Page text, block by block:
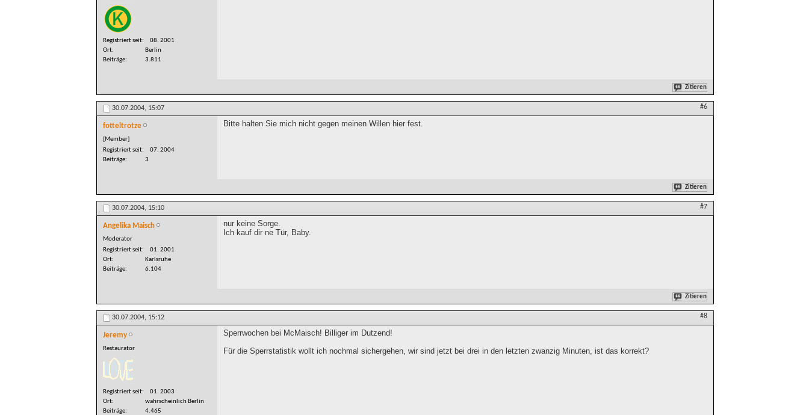
Registriert seit
08. 2001
Ort
Berlin
Beiträge
3.811
Zitieren
30.07.2004, 15:07 #6
fotteltrotze
[Member]
Registriert seit
07. 2004
Beiträge
3
Bitte halten Sie mich nicht gegen meinen Willen hier fest.
Zitieren
30.07.2004, 15:10 #7
Angelika Maisch
Moderator
Registriert seit
01. 2001
Ort
Karlsruhe
Beiträge
6.104
nur keine Sorge.
Ich kauf dir ne Tür, Baby.
Zitieren
30.07.2004, 15:12 #8
Jeremy
Restaurator
Registriert seit
01. 2003
Ort
wahrscheinlich Berlin
Beiträge
4.465
Sperrwochen bei McMaisch! Billiger im Dutzend!
Für die Sperrstatistik wollt ich nochmal sichergehen, wir sind jetzt bei drei in den letzten zwanzig Minuten, ist das korrekt?